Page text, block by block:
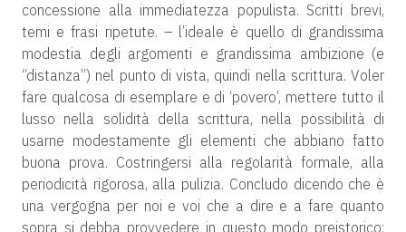
concessione alla immediatezza populista. Scritti brevi,
temi e frasi ripetute. – l’ideale è quello di grandissima
modestia degli argomenti e grandissima ambizione (e
“distanza”) nel punto di vista, quindi nella scrittura. Voler
fare qualcosa di esemplare e di ‘povero’, mettere tutto il
lusso nella solidità della scrittura, nella possibilità di
usarne modestamente gli elementi che abbiano fatto
buona prova. Costringersi alla regolarità formale, alla
periodicità rigorosa, alla pulizia. Concludo dicendo che è
una vergogna per noi e voi che a dire e a fare quanto
sopra si debba provvedere in questo modo preistorico: